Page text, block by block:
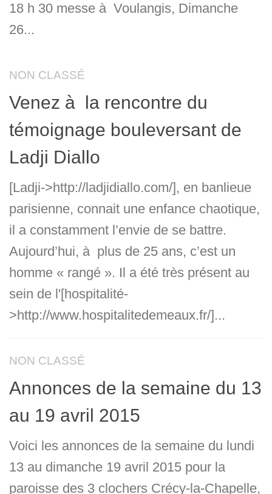
18 h 30 messe à Voulangis, Dimanche
26...
NON CLASSÉ
Venez à la rencontre du
témoignage bouleversant de
Ladji Diallo
[Ladji->http://ladjidiallo.com/], en banlieue
parisienne, connait une enfance chaotique,
il a constamment l’envie de se battre.
Aujourd’hui, à plus de 25 ans, c’est un
homme « rangé ». Il a été très présent au
sein de l'[hospitalité-
>http://www.hospitalitedemeaux.fr/]...
NON CLASSÉ
Annonces de la semaine du 13
au 19 avril 2015
Voici les annonces de la semaine du lundi
13 au dimanche 19 avril 2015 pour la
paroisse des 3 clochers Crécy-la-Chapelle,